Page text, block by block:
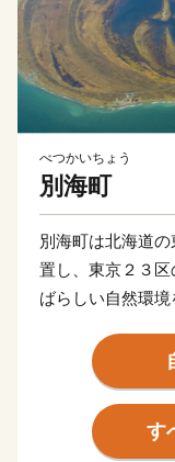
べつかいちょう
別海町
別海町は北海道
置し、東京２３
ばらしい自然環境
一方、東部には
ル条約湿地に登
「風蓮湖」があ
ど、様々な景観
す